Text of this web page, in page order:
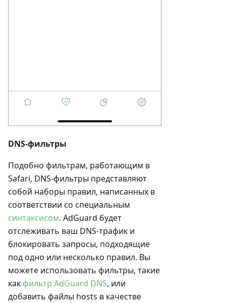
DNS-фильтры
Подобно фильтрам, работающим в
Safari, DNS-фильтры представляют
собой наборы правил, написанных в
соответствии со специальным
синтаксисом. AdGuard будет
отслеживать ваш DNS-трафик и
блокировать запросы, подходящие
под одно или несколько правил. Вы
можете использовать фильтры, такие
как фильтр AdGuard DNS, или
добавить файлы hosts в качестве